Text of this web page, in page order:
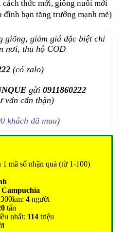
thức mới, giống nuôi mới
bạn tăng trưởng mạnh mẽ)
giống, giảm giá đặc biệt chỉ
nơi, thu hộ COD
(có zalo)
gửi0911860222
vấn cẩn thận)
khách đã mua)
mã số nhận quà (từ 1-100)
300km:4 người
tấn
nhất: 114 triệu